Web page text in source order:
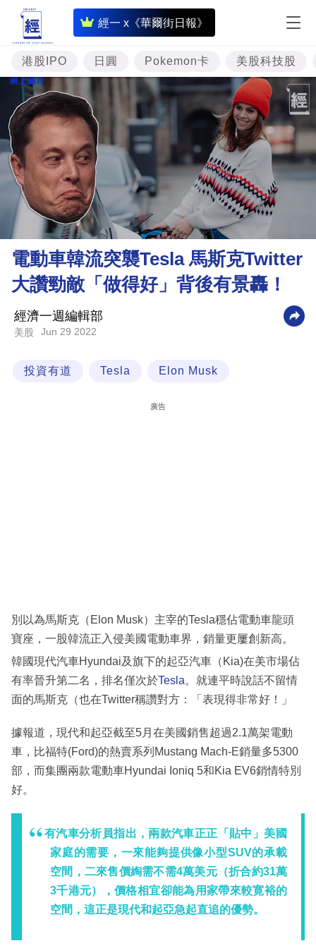
經一 x《華爾街日報》
即
時
財
經
專
題
投
資
樓
市
理
財
商
業
科
區
港股IPO 日圓 Pokemon卡 美股科技股
電動車韓流突襲Tesla 馬斯克Twitter
大讚勁敵「做得好」背後有景轟！
經濟一週編輯部
美股 Jun 29 2022
投資有道 Tesla Elon Musk
廣告
別以為馬斯克（Elon Musk）主宰的Tesla穩佔電動車龍頭
寶座，一股韓流正入侵美國電動車界，銷量更屢創新高。
韓國現代汽車Hyundai及旗下的起亞汽車（Kia)在美市場佔
有率晉升第二名，排名僅次於Tesla。就連平時說話不留情
面的馬斯克（也在Twitter稱讚對方：「表現得非常好！」
據報道，現代和起亞截至5月在美國銷售超過2.1萬架電動
車，比福特(Ford)的熱賣系列Mustang Mach-E銷量多5300
部，而集團兩款電動車Hyundai Ioniq 5和Kia EV6銷情特別
好。
有汽車分析員指出，兩款汽車正正「貼中」美國
家庭的需要，一來能夠提供像小型SUV的承載
空間，二來售價綯需不需4萬美元（折合約31萬
3千港元），價格相宜卻能為用家帶來較寛裕的
空間，這正是現代和起亞急起直追的優勢。